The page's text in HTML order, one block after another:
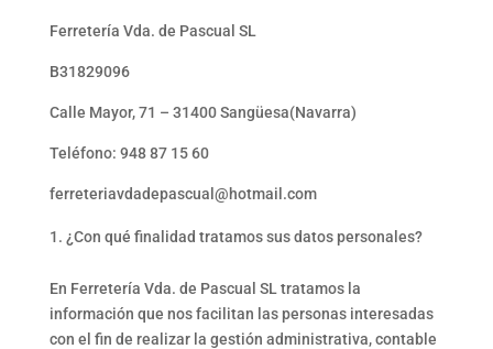
Ferretería Vda. de Pascual SL
B31829096
Calle Mayor, 71 – 31400 Sangüesa(Navarra)
Teléfono: 948 87 15 60
ferreteriavdadepascual@hotmail.com
¿Con qué finalidad tratamos sus datos personales?
En Ferretería Vda. de Pascual SL tratamos la
información que nos facilitan las personas interesadas
con el fin de realizar la gestión administrativa, contable